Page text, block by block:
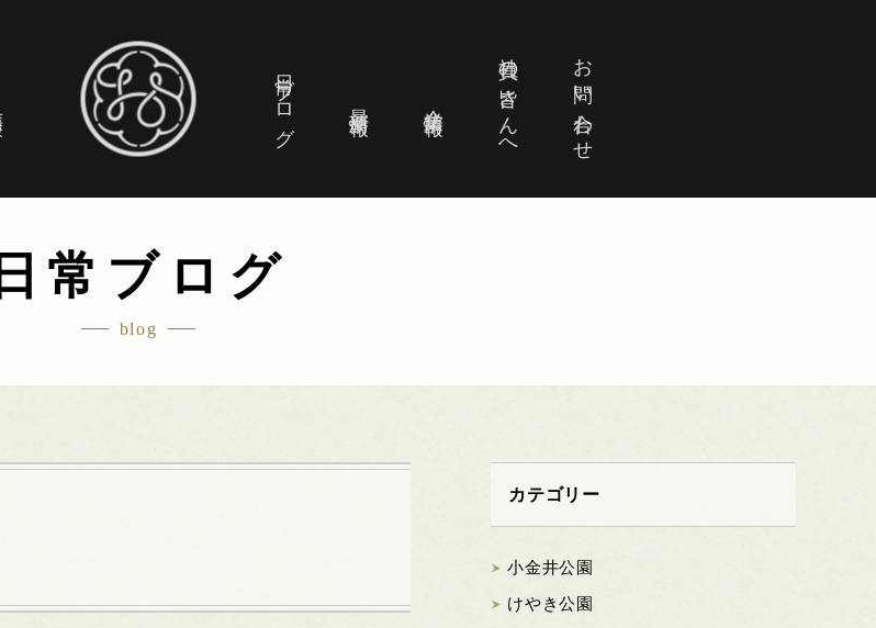
日常ブログ 社員の皆さんへ お問い合わせ
日常ブログ
blog
カテゴリー
小金井公園
けやき公園